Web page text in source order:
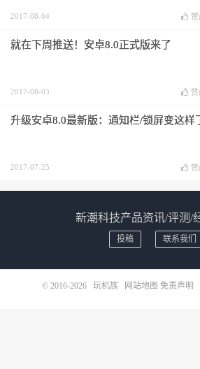
2017-08-04 赞(
就在下周推送！安卓8.0正式版来了
2017-08-03 赞(
升级安卓8.0最新版：通知栏/锁屏变这样
2017-07-25 赞(
新潮科技产品资讯/评测/
投稿 联系我们
© 2016-2026 玩机族 网站地图 免责声明